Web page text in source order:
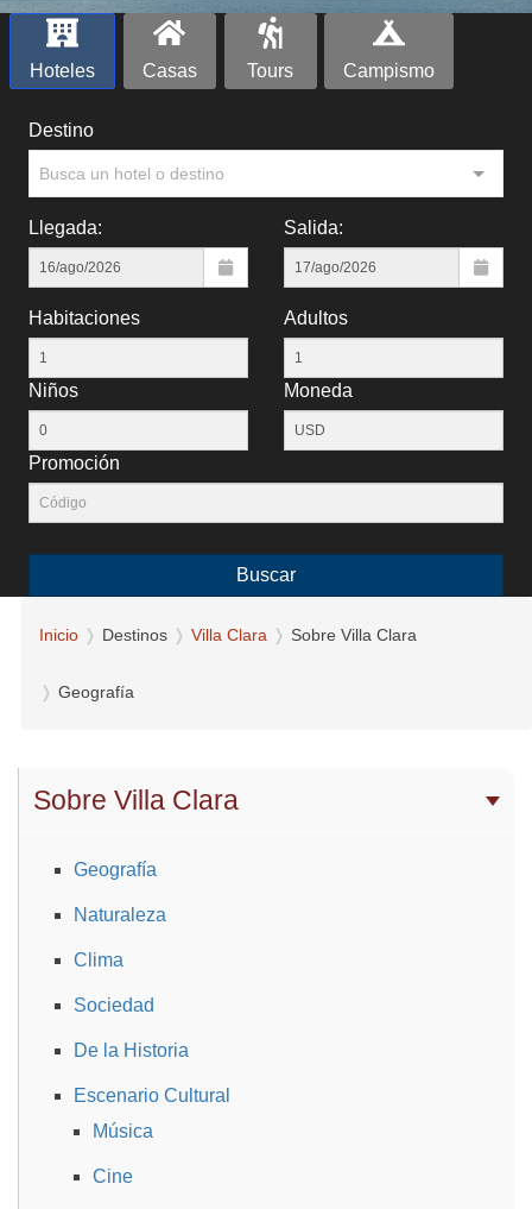
Hoteles Casas Tours Campismo
Destino
Busca un hotel o destino
Llegada: Salida:
Habitaciones Adultos
Niños Moneda
Promoción
Buscar
Inicio Destinos Villa Clara Sobre Villa Clara
Geografía
Sobre Villa Clara
Geografía
Naturaleza
Clima
Sociedad
De la Historia
Escenario Cultural
Música
Cine